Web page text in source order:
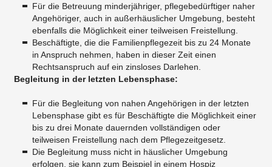
Für die Betreuung minderjähriger, pflegebedürftiger naher
Angehöriger, auch in außerhäuslicher Umgebung, besteht
ebenfalls die Möglichkeit einer teilweisen Freistellung.
​Beschäftigte, die die Familienpflegezeit bis zu 24 Monate
in Anspruch nehmen, haben in dieser Zeit einen
Rechtsanspruch auf ein zinsloses Darlehen.
Begleitung in der letzten Lebensphase:
Für die Begleitung von nahen Angehörigen in der letzten
Lebensphase gibt es für Beschäftigte die Möglichkeit einer
bis zu drei Monate dauernden vollständigen oder
teilweisen Freistellung nach dem Pflegezeitgesetz.
​Die Begleitung muss nicht in häuslicher Umgebung
erfolgen, sie kann zum Beispiel in einem Hospiz